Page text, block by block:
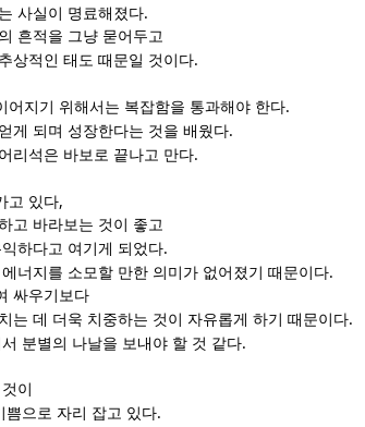
사실이 명료해졌다.
흔적을 그냥 묻어두고
상적인 태도 때문일 것이다.
어지기 위해서는 복잡함을 통과해야 한다.
게 되며 성장한다는 것을 배웠다.
리석은 바보로 끝나고 만다.
고 있다,
고 바라보는 것이 좋고
하다고 여기게 되었다.
너지를 소모할 만한 의미가 없어졌기 때문이다.
싸우기보다
는 데 더욱 치중하는 것이 자유롭게 하기 때문이다.
분별의 나날을 보내야 할 것 같다.
이
쁨으로 자리 잡고 있다.